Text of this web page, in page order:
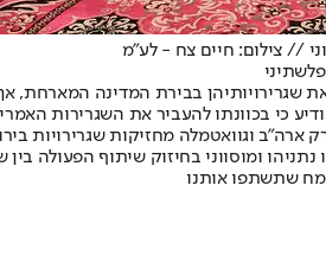
// צילום: חיים צח - לע"מ
שגרירויותיהן בבירת המדינה המארחת,
להעביר את השגרירות האמריקנית לירושלים ב-
וגוואטמלה מחזיקות שגרירויות
נתניהו ומוסווני בחיזוק שיתוף
שתשתפו אותנו